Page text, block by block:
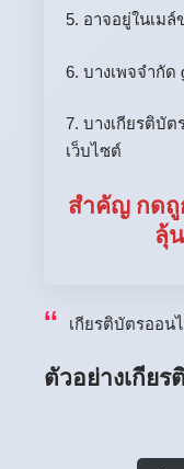
5. อาจอยู่ในเมล์
6. บางเพจจำกัด
7. บางเกียรติบัต
เว็บไซต์
สำคัญ กดถู
ลุ้
เกียรติบัตรออน
ตัวอย่างเกียร